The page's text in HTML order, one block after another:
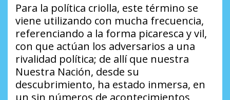
Para la política criolla, este término se
viene utilizando con mucha frecuencia,
referenciando a la forma picaresca y vil,
con que actúan los adversarios a una
rivalidad política; de allí que nuestra
Nuestra Nación, desde su
descubrimiento, ha estado inmersa, en
un sin números de acontecimientos